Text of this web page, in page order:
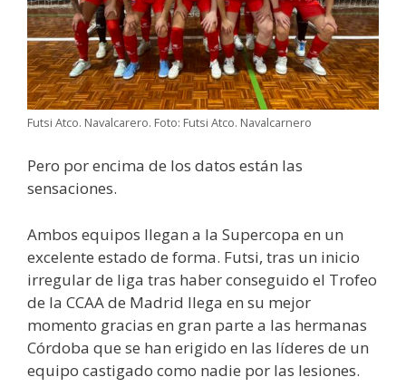
Futsi Atco. Navalcarero. Foto: Futsi Atco. Navalcarnero
Pero por encima de los datos están las
sensaciones.
Ambos equipos llegan a la Supercopa en un
excelente estado de forma. Futsi, tras un inicio
irregular de liga tras haber conseguido el Trofeo
de la CCAA de Madrid llega en su mejor
momento gracias en gran parte a las hermanas
Córdoba que se han erigido en las líderes de un
equipo castigado como nadie por las lesiones.